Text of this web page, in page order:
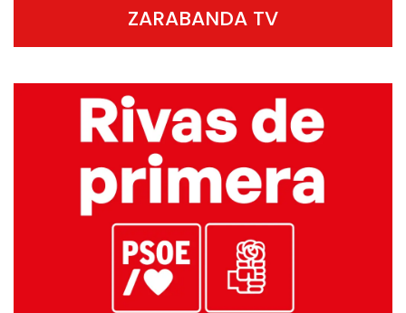
ZARABANDA TV